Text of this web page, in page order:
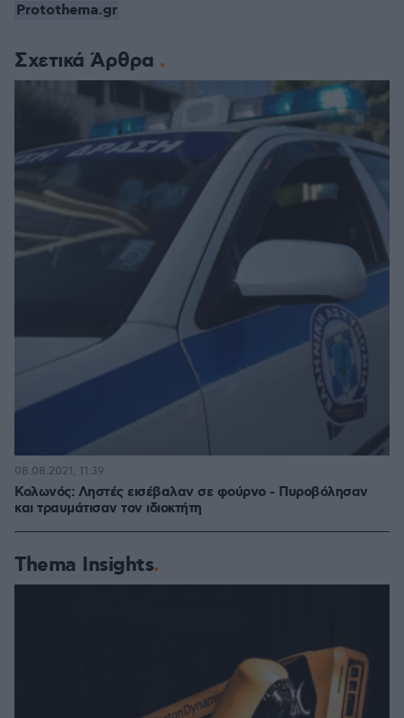
Σχετικά Άρθρα
Κολωνός: Ληστές εισέβαλαν σε φούρνο - Πυροβόλησαν
και τραυμάτισαν τον ιδιοκτήτη
08.08.2021, 11:39
Thema Insights
Protothema.gr